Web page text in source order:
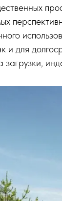
и для
загрузки,